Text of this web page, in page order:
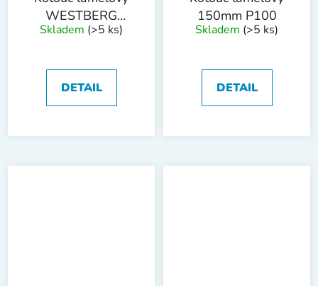
WESTBERG
150mm P80
Skladem (>5 ks)
DETAIL
150mm P100
Skladem (>5 ks)
DETAIL